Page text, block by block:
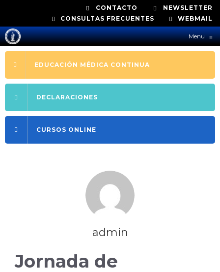
CONTACTO
NEWSLETTER
CONSULTAS FRECUENTES
WEBMAIL
Menu≡
EDUCACIÓN MÉDICA CONTINUA
DECLARACIONES
CURSOS ONLINE
admin
Jornada de